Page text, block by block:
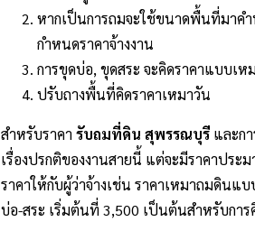
หากเป็นการถมจะใช้ขนาดพื้นที่มาค
กำหนดราคาจ้างงาน
การขุดบ่อ, ขุดสระ จะคิดราคาแบบเห
ปรับถางพื้นที่คิดราคาเหมาวัน
สำหรับราคา รับถมที่ดิน สุพรรณบุรี และก
เรื่องปรกติของงานสายนี้ แต่จะมีราคาปร
ราคาให้กับผู้ว่าจ้างเช่น ราคาเหมาถมดินแ
บ่อ-สระ เริ่มต้นที่ 3,500 เป็นต้นสำหรับกา